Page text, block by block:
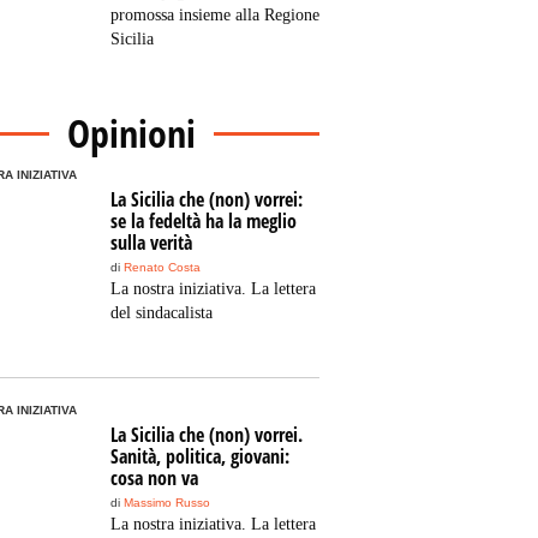
promossa insieme alla Regione
Sicilia
Opinioni
INIZIATIVA
La Sicilia che (non) vorrei:
se la fedeltà ha la meglio
sulla verità
di Renato Costa
La nostra iniziativa. La lettera
del sindacalista
INIZIATIVA
La Sicilia che (non) vorrei.
Sanità, politica, giovani:
cosa non va
di Massimo Russo
La nostra iniziativa. La lettera